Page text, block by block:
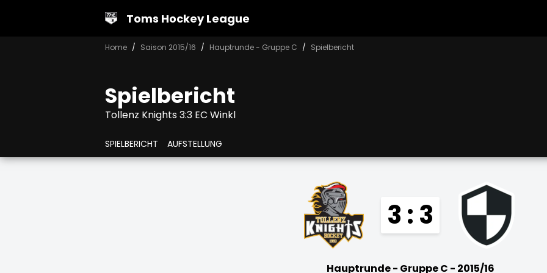
Toms Hockey League
Home Saison 2015/16 Hauptrunde - Gruppe C Spielbericht
Spielbericht
Tollenz Knights 3:3 EC Winkl
SPIELBERICHT AUFSTELLUNG
3 : 3
Hauptrunde - Gruppe C - 2015/16